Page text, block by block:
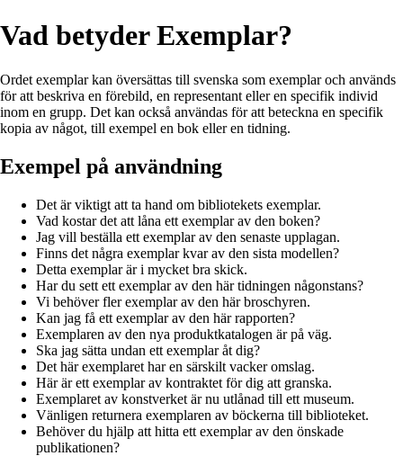
Vad betyder Exemplar?
Ordet exemplar kan översättas till svenska som exemplar och används
för att beskriva en förebild, en representant eller en specifik individ
inom en grupp. Det kan också användas för att beteckna en specifik
kopia av något, till exempel en bok eller en tidning.
Exempel på användning
Det är viktigt att ta hand om bibliotekets exemplar.
Vad kostar det att låna ett exemplar av den boken?
Jag vill beställa ett exemplar av den senaste upplagan.
Finns det några exemplar kvar av den sista modellen?
Detta exemplar är i mycket bra skick.
Har du sett ett exemplar av den här tidningen någonstans?
Vi behöver fler exemplar av den här broschyren.
Kan jag få ett exemplar av den här rapporten?
Exemplaren av den nya produktkatalogen är på väg.
Ska jag sätta undan ett exemplar åt dig?
Det här exemplaret har en särskilt vacker omslag.
Här är ett exemplar av kontraktet för dig att granska.
Exemplaret av konstverket är nu utlånad till ett museum.
Vänligen returnera exemplaren av böckerna till biblioteket.
Behöver du hjälp att hitta ett exemplar av den önskade
publikationen?